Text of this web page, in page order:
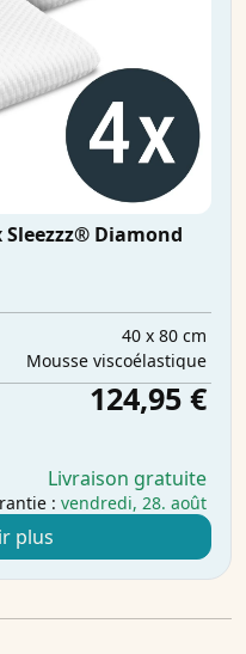
Diamond
40 x 80 cm
Mousse viscoélastique
124,95 €
Livraison gratuite
: vendredi, 28. août
plus